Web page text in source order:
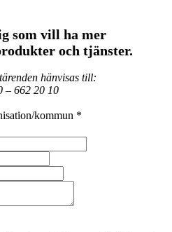
som vill ha mer
och tjänster.
hänvisas till:
– 662 20 10
kommun *